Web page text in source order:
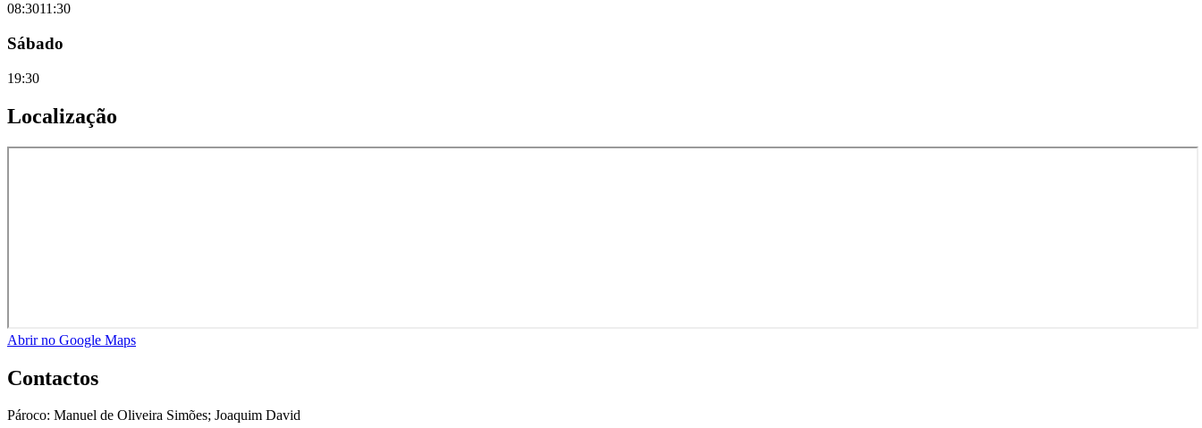
08:3011:30
Sábado
19:30
Localização
Abrir no Google Maps
Contactos
Pároco: Manuel de Oliveira Simões; Joaquim David